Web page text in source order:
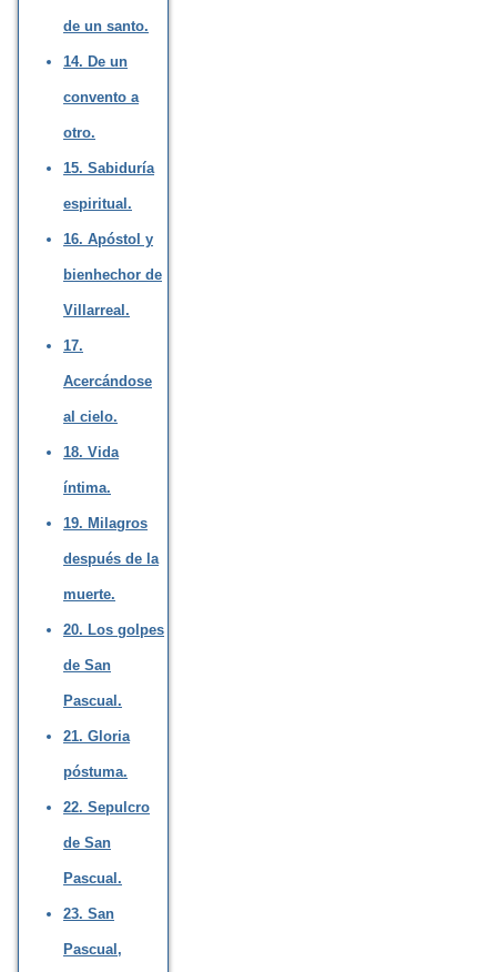
de un santo.
14. De un
convento a
otro.
15. Sabiduría
espiritual.
16. Apóstol y
bienhechor de
Villarreal.
17.
Acercándose
al cielo.
18. Vida
íntima.
19. Milagros
después de la
muerte.
20. Los golpes
de San
Pascual.
21. Gloria
póstuma.
22. Sepulcro
de San
Pascual.
23. San
Pascual,